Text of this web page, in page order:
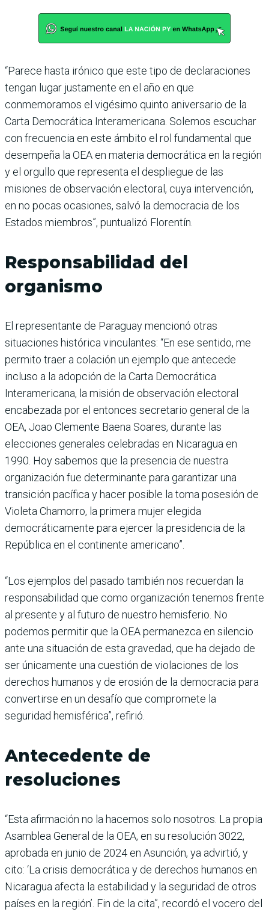
“Parece hasta irónico que este tipo de declaraciones
tengan lugar justamente en el año en que
conmemoramos el vigésimo quinto aniversario de la
Carta Democrática Interamericana. Solemos escuchar
con frecuencia en este ámbito el rol fundamental que
desempeña la OEA en materia democrática en la región
y el orgullo que representa el despliegue de las
misiones de observación electoral, cuya intervención,
en no pocas ocasiones, salvó la democracia de los
Estados miembros”, puntualizó Florentín.
Responsabilidad del
organismo
El representante de Paraguay mencionó otras
situaciones histórica vinculantes: “En ese sentido, me
permito traer a colación un ejemplo que antecede
incluso a la adopción de la Carta Democrática
Interamericana, la misión de observación electoral
encabezada por el entonces secretario general de la
OEA, Joao Clemente Baena Soares, durante las
elecciones generales celebradas en Nicaragua en
1990. Hoy sabemos que la presencia de nuestra
organización fue determinante para garantizar una
transición pacífica y hacer posible la toma posesión de
Violeta Chamorro, la primera mujer elegida
democráticamente para ejercer la presidencia de la
República en el continente americano”.
“Los ejemplos del pasado también nos recuerdan la
responsabilidad que como organización tenemos frente
al presente y al futuro de nuestro hemisferio. No
podemos permitir que la OEA permanezca en silencio
ante una situación de esta gravedad, que ha dejado de
ser únicamente una cuestión de violaciones de los
derechos humanos y de erosión de la democracia para
convertirse en un desafío que compromete la
seguridad hemisférica”, refirió.
Antecedente de
resoluciones
“Esta afirmación no la hacemos solo nosotros. La propia
Asamblea General de la OEA, en su resolución 3022,
aprobada en junio de 2024 en Asunción, ya advirtió, y
cito: ‘La crisis democrática y de derechos humanos en
Nicaragua afecta la estabilidad y la seguridad de otros
países en la región’. Fin de la cita”, recordó el vocero del